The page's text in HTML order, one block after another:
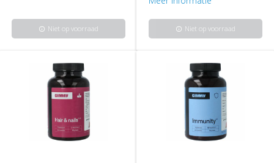
info Niet op voorraad info Niet op voorraad